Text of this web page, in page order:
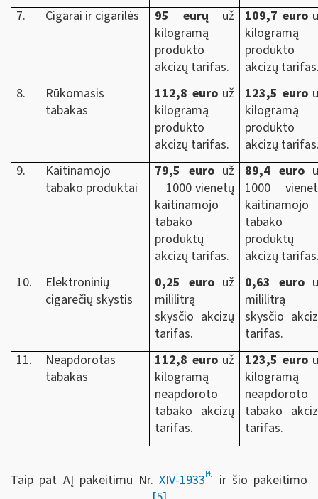
7.
Cigarai ir cigarilės 95 eurų už
kilogramą
produkto
akcizų tarifas.
109,7 euro
kilogramą
produkto
akcizų
8.
Rūkomasis
tabakas
112,8 eurouž
kilogramą
produkto
akcizų tarifas.
123,5 euro
kilogramą
produkto
akcizų
9.
Kaitinamojo
tabako produktai
79,5 eurouž
1000 vienetų
kaitinamojo
tabako
produktų
akcizų tarifas.
89,4 euro
1000
kaitinamojo
tabako
produktų
akcizų
10.
Elektroninių
cigarečių skystis
0,25 eurouž
mililitrą
skysčio akcizų
tarifas.
0,63 euro
mililitrą
skysčio
tarifas.
11.
Neapdorotas
tabakas
112,8 eurouž
kilogramą
neapdoroto
tabako akcizų
tarifas.
123,5 euro
kilogramą
neapdoroto
tabako
tarifas.
Taip pat AĮ pakeitimu Nr. XIV-1933[4]
ir šio pakeitimo